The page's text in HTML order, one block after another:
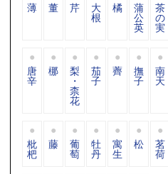
薄 董 芹 大
根
橘 蒲
公
英
茶
の
実
唐
辛
梛 梨
・
柰
花
茄
子
薺 撫
子
南
天
枇
杷
藤 葡
萄
牡
丹
寓
生
松 茗
荷